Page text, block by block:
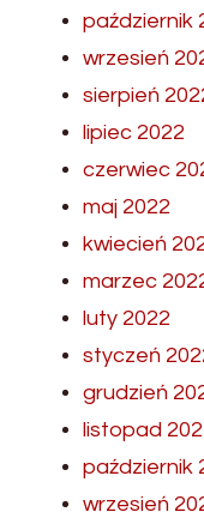
październik
wrzesień
sierpień
lipiec 2022
czerwiec
maj 2022
kwiecień
marzec
luty 2022
styczeń
grudzień
listopad
październik
wrzesień